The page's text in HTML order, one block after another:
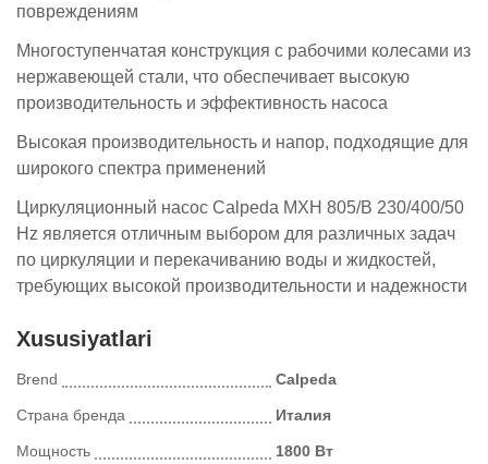
повреждениям
Многоступенчатая конструкция с рабочими колесами из
нержавеющей стали, что обеспечивает высокую
производительность и эффективность насоса
Высокая производительность и напор, подходящие для
широкого спектра применений
Циркуляционный насос Calpeda MXH 805/B 230/400/50
Hz является отличным выбором для различных задач
по циркуляции и перекачиванию воды и жидкостей,
требующих высокой производительности и надежности
Xususiyatlari
Brend Calpeda
Страна бренда Италия
Мощность 1800 Вт